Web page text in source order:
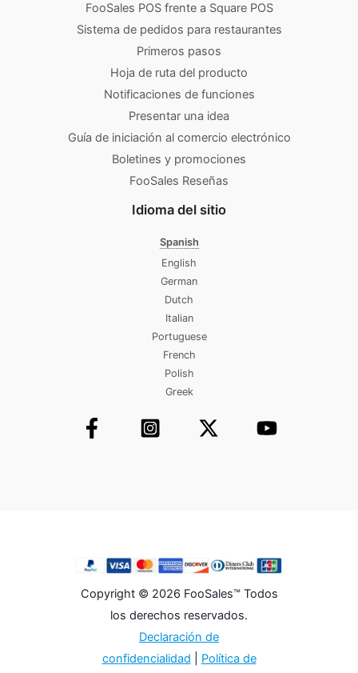
FooSales POS frente a Square POS
Sistema de pedidos para restaurantes
Primeros pasos
Hoja de ruta del producto
Notificaciones de funciones
Presentar una idea
Guía de iniciación al comercio electrónico
Boletines y promociones
FooSales Reseñas
Idioma del sitio
Spanish
English
German
Dutch
Italian
Portuguese
French
Polish
Greek
Copyright © 2026 FooSales™ Todos
los derechos reservados.
Declaración de
confidencialidad
Política de